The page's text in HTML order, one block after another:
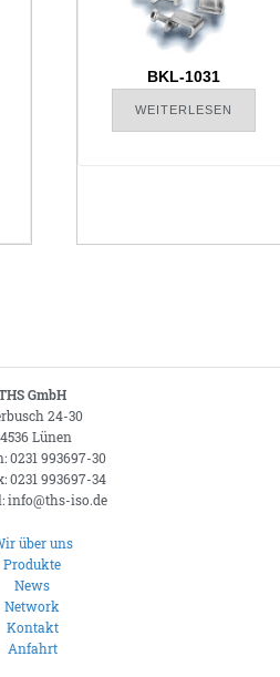
BKL-1031
WEITERLESEN
GmbH
24-30
Lünen
0231 993697-30
0231 993697-34
info@ths-iso.de
über uns
Produkte
News
Network
Kontakt
Anfahrt